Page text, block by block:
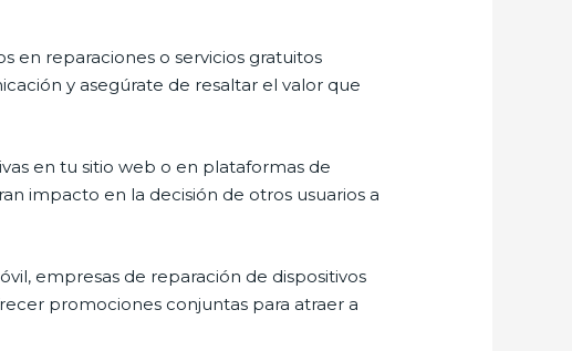
en reparaciones o servicios gratuitos
y asegúrate de resaltar el valor que
en tu sitio web o en plataformas de
impacto en la decisión de otros usuarios a
empresas de reparación de dispositivos
promociones conjuntas para atraer a